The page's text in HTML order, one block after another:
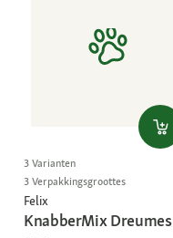
3 Varianten
3 Verpakkingsgroottes
Felix
KnabberMix Dreumes